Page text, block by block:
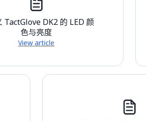
TactGlove DK2 的 LED 颜
色与亮度
View article